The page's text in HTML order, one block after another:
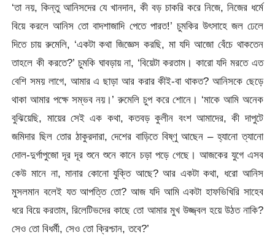
‘তা নয়, কিন্তু আনিসদের যে খানদান, কী বড় চাকরি করে নিজে, নিজের ধর্মে
বিয়ে করলে আনিস তো বাদশাজাদি পেতে পারত!’ চুমকির উৎসাহে জল ঢেলে
দিতে চায় রুমেলি, ‘একটা কথা জিজ্ঞেস করছি, মা যদি আজো বেঁচে থাকতেন
তাহলে কী করতে?’ চুমকি ঘাবড়ায় না, ‘বিয়েটা করতাম। কারো যদি মরতে এত
বেশি সময় লাগে, আমার এ ছাড়া আর করার কীই-বা থাকত? আনিসকে ছেড়ে
থাকা আমার পক্ষে সম্ভব নয়।’ রুমেলি চুপ করে শোনে। ‘মাকে আমি অনেক
বুঝিয়েছি, মায়ের সেই এক কথা, কতবড় কুলীন বংশ আমাদের, কী দাপুটে
জমিদার ছিল তোর ঠাকুরদারা, দেশের বাড়িতে বিষ্ণু আছেন – হ্যানো ত্যানো
দোল-দুর্গাপুজো দূর দূর শুনে শুনে কানে চড়া পড়ে গেছে। আজকের যুগে এসব
কেউ মানে না, মানার কোনো যুক্তি আছে? আর একটা কথা, ধরো আনিস
মুসলমান বলেই যত আপত্তি তো? আজ যদি আমি একটা হাফভিখিরি সাহেব
ধরে বিয়ে করতাম, রিলেটিভদের কাছে তো আমার মুখ উজ্জ্বল হয়ে উঠত নাকি?
সেও তো বিধর্মী, সেও তো ক্রিশ্চান, তবে?’